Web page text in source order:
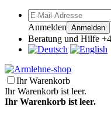
Anmelden Anmelden
Beratung und Hilfe
Ihr Warenkorb
Ihr Warenkorb ist leer.
Ihr Warenkorb ist leer.